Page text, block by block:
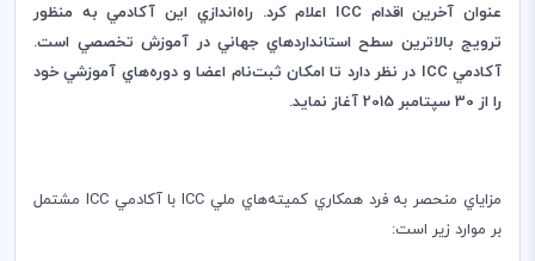
عنوان آخرين اقدام ICC اعلام كرد. راه‌اندازي اين آكادمي به منظور
ترويج بالاترين سطح استانداردهاي جهاني در آموزش تخصصي است.
آكادمي ICC در نظر دارد تا امكان ثبت‌نام اعضا و دوره‌هاي آموزشي خود
را از 30 سپتامبر 2015 آغاز نمايد.
مزاياي منحصر به فرد همكاري كميته‎‌هاي ملي ICCبا آكادميICC مشتمل
بر موارد زير است: